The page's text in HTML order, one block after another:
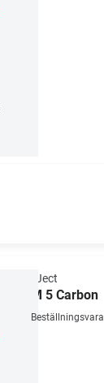
Pro-Ject
RPM 5 Carbon
Beställningsvara